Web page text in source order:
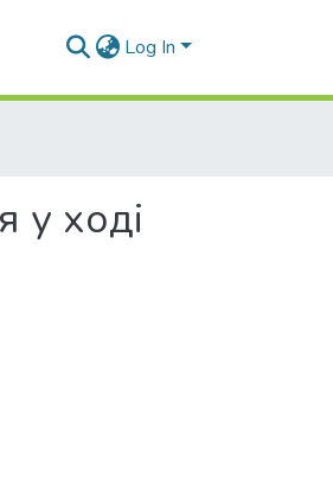
Log In
у ході